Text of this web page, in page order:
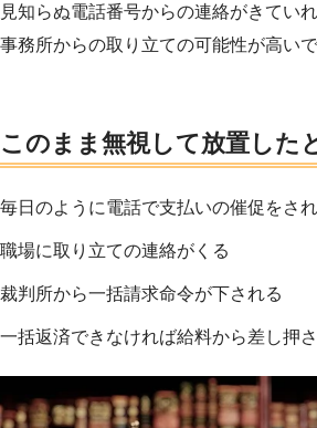
見知らぬ電話番号からの連絡がきてい
事務所からの取り立ての可能性が高いで
このまま無視して放置した
毎日のように電話で支払いの催促をさ
職場に取り立ての連絡がくる
裁判所から一括請求命令が下される
一括返済できなければ給料から差し押